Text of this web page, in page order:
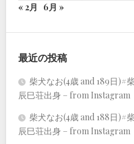
« 2月
6月 »
最近の投稿
柴犬なお(4歳 and 189日)#
辰巳荘出身 – from Instagram
柴犬なお(4歳 and 188日)#
辰巳荘出身 – from Instagram